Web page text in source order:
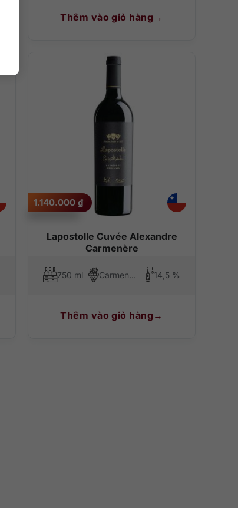
Thêm vào giỏ hàng
Lapostolle Cuvée Alexandre
Carmenère
1.140.000 ₫
750 ml Carmenere 14,5 %
Thêm vào giỏ hàng